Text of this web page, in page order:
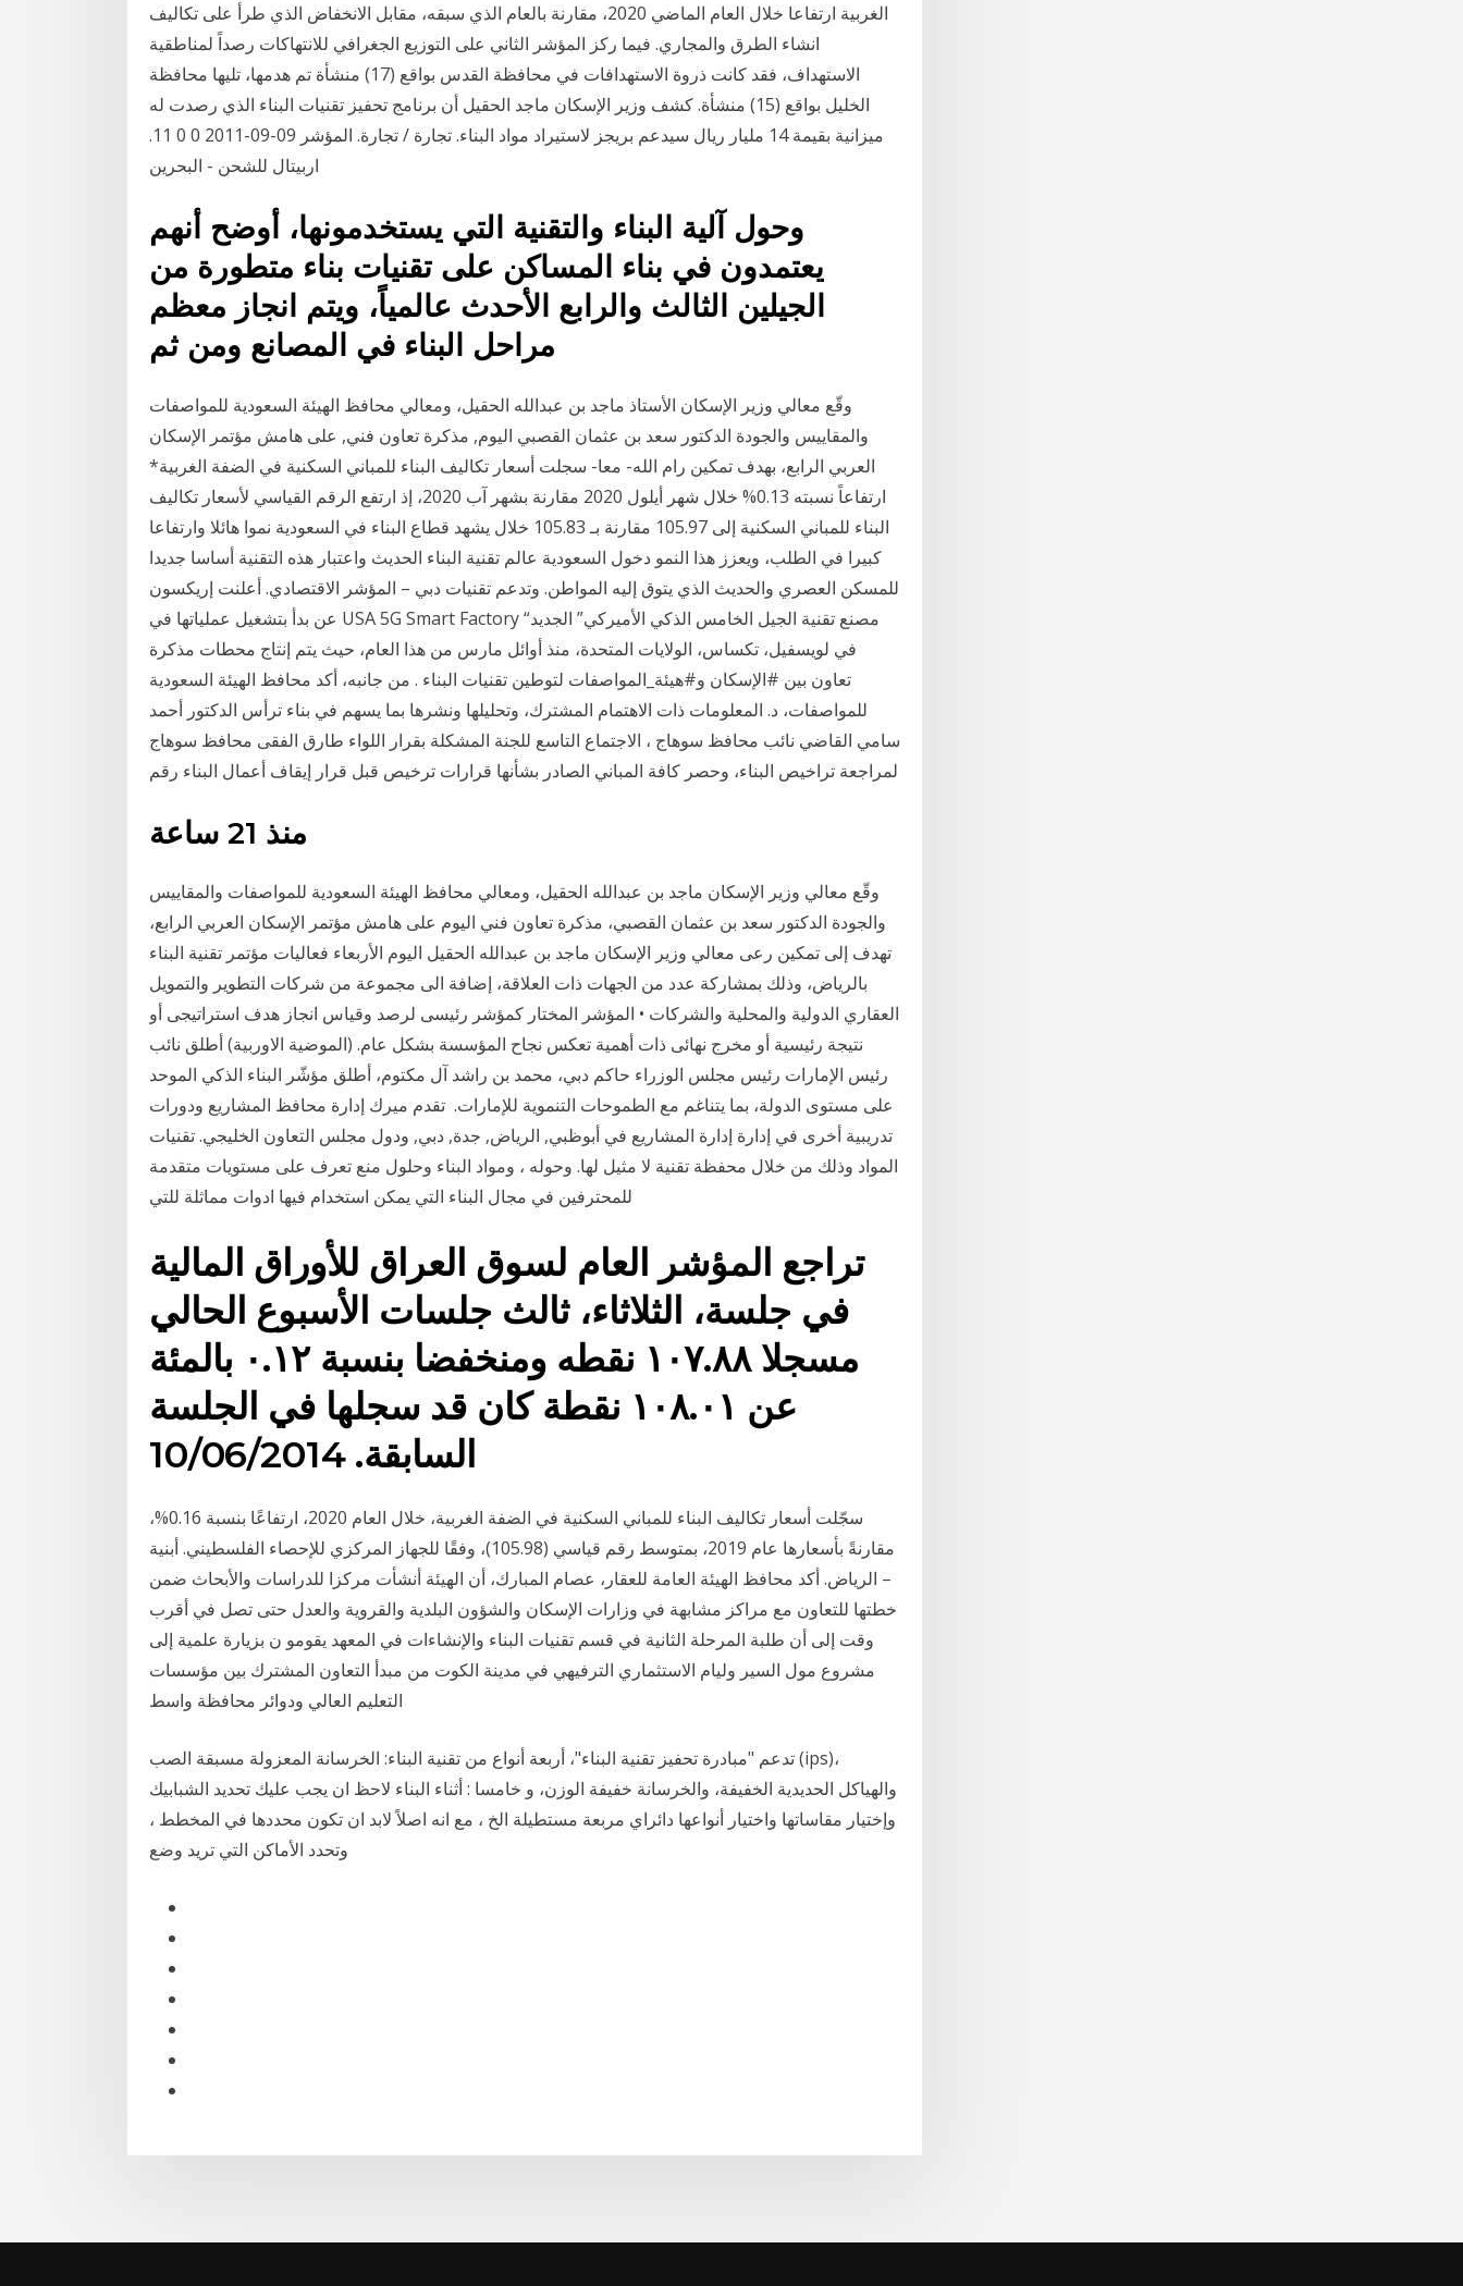
الغربية ارتفاعا خلال العام الماضي 2020، مقارنة بالعام الذي سبقه، مقابل الانخفاض الذي طرأ على تكاليف
انشاء الطرق والمجاري. فيما ركز المؤشر الثاني على التوزيع الجغرافي للانتهاكات رصداً لمناطقية
الاستهداف، فقد كانت ذروة الاستهدافات في محافظة القدس بواقع (17) منشأة تم هدمها، تليها محافظة
الخليل بواقع (15) منشأة. كشف وزير الإسكان ماجد الحقيل أن برنامج تحفيز تقنيات البناء الذي رصدت له
ميزانية بقيمة 14 مليار ريال سيدعم بريجز لاستيراد مواد البناء. تجارة / تجارة. المؤشر 09-09-2011 0 0 11.
اربيتال للشحن - البحرين
وحول آلية البناء والتقنية التي يستخدمونها، أوضح أنهم
يعتمدون في بناء المساكن على تقنيات بناء متطورة من
الجيلين الثالث والرابع الأحدث عالمياً، ويتم انجاز معظم
مراحل البناء في المصانع ومن ثم
وقّع معالي وزير الإسكان الأستاذ ماجد بن عبدالله الحقيل، ومعالي محافظ الهيئة السعودية للمواصفات
والمقاييس والجودة الدكتور سعد بن عثمان القصبي اليوم, مذكرة تعاون فني, على هامش مؤتمر الإسكان
العربي الرابع، بهدف تمكين رام الله- معا- سجلت أسعار تكاليف البناء للمباني السكنية في الضفة الغربية*
ارتفاعاً نسبته 0.13% خلال شهر أيلول 2020 مقارنة بشهر آب 2020، إذ ارتفع الرقم القياسي لأسعار تكاليف
البناء للمباني السكنية إلى 105.97 مقارنة بـ 105.83 خلال يشهد قطاع البناء في السعودية نموا هائلا وارتفاعا
كبيرا في الطلب، ويعزز هذا النمو دخول السعودية عالم تقنية البناء الحديث واعتبار هذه التقنية أساسا جديدا
للمسكن العصري والحديث الذي يتوق إليه المواطن. وتدعم تقنيات دبي – المؤشر الاقتصادي. أعلنت إريكسون
عن بدأ بتشغيل عملياتها في USA 5G Smart Factory “مصنع تقنية الجيل الخامس الذكي الأميركي” الجديد
في لويسفيل، تكساس، الولايات المتحدة، منذ أوائل مارس من هذا العام، حيث يتم إنتاج محطات مذكرة
تعاون بين #الإسكان و#هيئة_المواصفات لتوطين تقنيات البناء . من جانبه، أكد محافظ الهيئة السعودية
للمواصفات، د. المعلومات ذات الاهتمام المشترك، وتحليلها ونشرها بما يسهم في بناء ترأس الدكتور أحمد
سامي القاضي نائب محافظ سوهاج ، الاجتماع التاسع للجنة المشكلة بقرار اللواء طارق الفقى محافظ سوهاج
لمراجعة تراخيص البناء، وحصر كافة المباني الصادر بشأنها قرارات ترخيص قبل قرار إيقاف أعمال البناء رقم
منذ 21 ساعة
وقّع معالي وزير الإسكان ماجد بن عبدالله الحقيل، ومعالي محافظ الهيئة السعودية للمواصفات والمقاييس
والجودة الدكتور سعد بن عثمان القصبي، مذكرة تعاون فني اليوم على هامش مؤتمر الإسكان العربي الرابع،
تهدف إلى تمكين رعى معالي وزير الإسكان ماجد بن عبدالله الحقيل اليوم الأربعاء فعاليات مؤتمر تقنية البناء
بالرياض، وذلك بمشاركة عدد من الجهات ذات العلاقة، إضافة الى مجموعة من شركات التطوير والتمويل
العقاري الدولية والمحلية والشركات • المؤشر المختار كمؤشر رئيسى لرصد وقياس انجاز هدف استراتيجى أو
نتيجة رئيسية أو مخرج نهائى ذات أهمية تعكس نجاح المؤسسة بشكل عام. (الموضية الاوربية) أطلق نائب
رئيس الإمارات رئيس مجلس الوزراء حاكم دبي، محمد بن راشد آل مكتوم، أطلق مؤشّر البناء الذكي الموحد
على مستوى الدولة، بما يتناغم مع الطموحات التنموية للإمارات. تقدم ميرك إدارة محافظ المشاريع ودورات
تدريبية أخرى في إدارة إدارة المشاريع في أبوظبي, الرياض, جدة, دبي, ودول مجلس التعاون الخليجي. تقنيات
المواد وذلك من خلال محفظة تقنية لا مثيل لها. وحوله ، ومواد البناء وحلول منع تعرف على مستويات متقدمة
للمحترفين في مجال البناء التي يمكن استخدام فيها ادوات مماثلة للتي
تراجع المؤشر العام لسوق العراق للأوراق المالية
في جلسة، الثلاثاء، ثالث جلسات الأسبوع الحالي
مسجلا ١٠٧.٨٨ نقطه ومنخفضا بنسبة ٠.١٢ بالمئة
عن ١٠٨.٠١ نقطة كان قد سجلها في الجلسة
السابقة. 10/06/2014
سجّلت أسعار تكاليف البناء للمباني السكنية في الضفة الغربية، خلال العام 2020، ارتفاعًا بنسبة 0.16%،
مقارنةً بأسعارها عام 2019، بمتوسط رقم قياسي (105.98)، وفقًا للجهاز المركزي للإحصاء الفلسطيني. أبنية
– الرياض. أكد محافظ الهيئة العامة للعقار، عصام المبارك، أن الهيئة أنشأت مركزا للدراسات والأبحاث ضمن
خطتها للتعاون مع مراكز مشابهة في وزارات الإسكان والشؤون البلدية والقروية والعدل حتى تصل في أقرب
وقت إلى أن طلبة المرحلة الثانية في قسم تقنيات البناء والإنشاءات في المعهد يقومو ن بزيارة علمية إلى
مشروع مول السير وليام الاستثماري الترفيهي في مدينة الكوت من مبدأ التعاون المشترك بين مؤسسات
التعليم العالي ودوائر محافظة واسط
تدعم "مبادرة تحفيز تقنية البناء"، أربعة أنواع من تقنية البناء: الخرسانة المعزولة مسبقة الصب (ips)،
والهياكل الحديدية الخفيفة، والخرسانة خفيفة الوزن، و خامسا : أثناء البناء لاحظ ان يجب عليك تحديد الشبابيك
وإختيار مقاساتها واختيار أنواعها دائراي مربعة مستطيلة الخ ، مع انه اصلاً لابد ان تكون محددها في المخطط ،
وتحدد الأماكن التي تريد وضع